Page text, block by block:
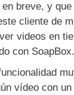
breve, y
cliente de
videos en
con SoapBox.
vídeo con